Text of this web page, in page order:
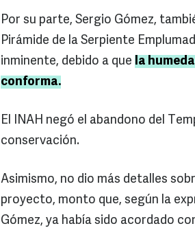
Por su parte, Sergio Gómez,
Pirámide de la Serpiente
inminente, debido a que la
conforma.
El INAH negó el abandono del
conservación.
Asimismo, no dio más detalles
proyecto, monto que, según la
Gómez, ya había sido acordado